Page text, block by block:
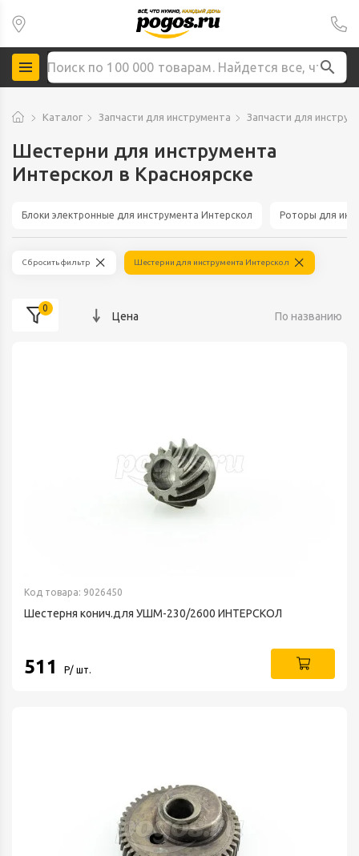
Каталог Запчасти для инструмента Запчасти для
Шестерни для инструмента
Интерскол в Красноярске
Блоки электронные для инструмента Интерскол Роторы для
Сбросить фильтр Шестерни для инструмента Интерскол
0
Цена По названию
Код товара: 9026450
Шестерня конич.для УШМ-230/2600 ИНТЕРСКОЛ
511 Р/ шт.